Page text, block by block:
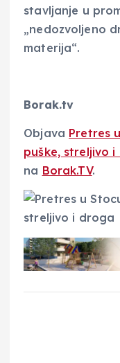
stavljanje u
„nedozvoljeno
materija“.
Borak.tv
Objava Pretres
puške, streljivo
na Borak.TV.